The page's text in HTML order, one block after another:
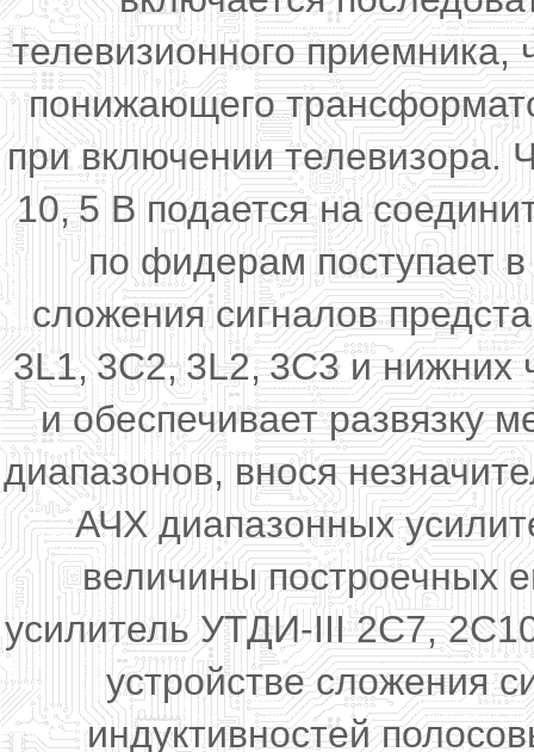
телевизионного приемника,
понижающего
при включении телевизора.
10,5 В подается на
по фидерам поступает
сложения сигналов
3L1,3C2, 3L2,3C3 и нижних
и обеспечивает развязку
диапазонов, внося
АЧХ диапазонных
величины построечных
усилитель УТДИ-III 2С7,
устройстве сложения
индуктивностей